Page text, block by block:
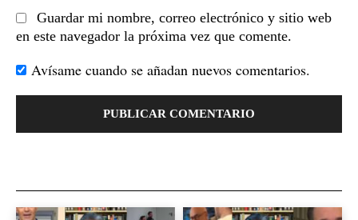
Guardar mi nombre, correo electrónico y sitio web
en este navegador la próxima vez que comente.
Avísame cuando se añadan nuevos comentarios.